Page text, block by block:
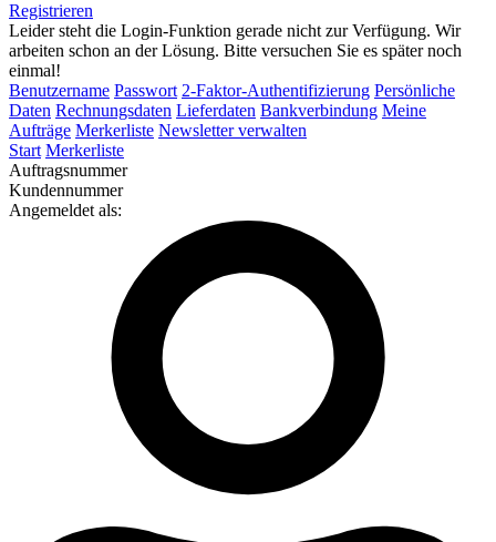
Registrieren
Leider steht die Login-Funktion gerade nicht zur Verfügung. Wir
arbeiten schon an der Lösung. Bitte versuchen Sie es später noch
einmal!
Benutzername Passwort 2-Faktor-Authentifizierung Persönliche
Daten Rechnungsdaten Lieferdaten Bankverbindung Meine
Aufträge Merkerliste Newsletter verwalten
Start Merkerliste
Auftragsnummer
Kundennummer
Angemeldet als: